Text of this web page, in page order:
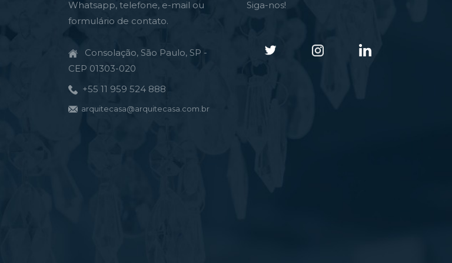
Whatsapp, telefone, e-mail ou
formulário de contato.
Consolação, São Paulo, SP -
CEP 01303-020
+55 11 959 524 888
arquitecasa@arquitecasa.com.br
Siga-nos!